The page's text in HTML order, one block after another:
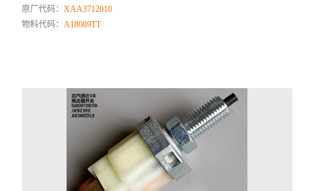
原厂代码：XAA3712010
物料代码：A18089TT